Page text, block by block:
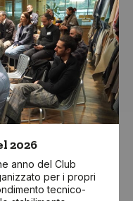
2026
anno del Club
per i propri
tecnico-